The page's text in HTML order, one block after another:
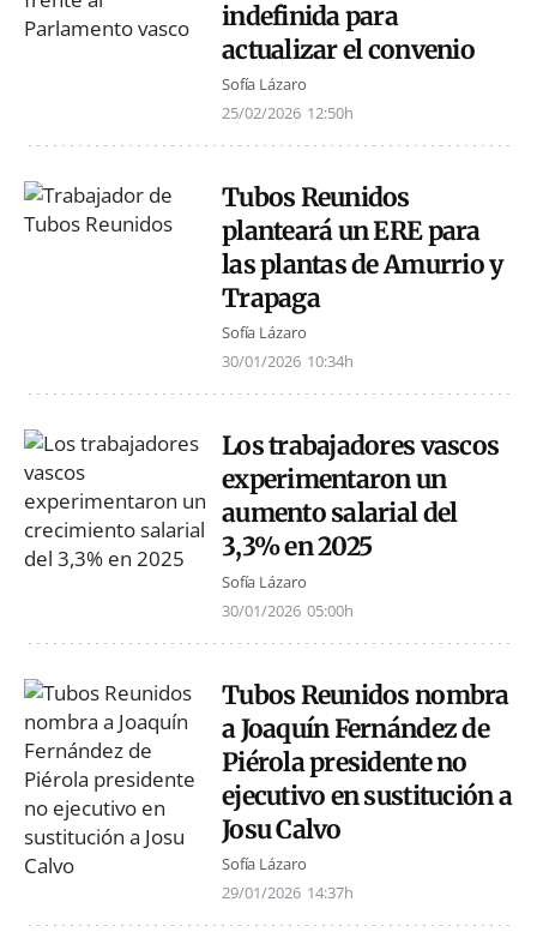
indefinida para
actualizar el convenio
Sofía Lázaro
25/02/2026 12:50h
Tubos Reunidos
planteará un ERE para
las plantas de Amurrio y
Trapaga
Sofía Lázaro
30/01/2026 10:34h
Los trabajadores vascos
experimentaron un
aumento salarial del
3,3% en 2025
Sofía Lázaro
30/01/2026 05:00h
Tubos Reunidos nombra
a Joaquín Fernández de
Piérola presidente no
ejecutivo en sustitución a
Josu Calvo
Sofía Lázaro
29/01/2026 14:37h